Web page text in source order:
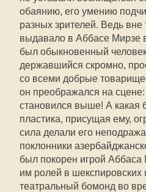
обаянию, его умению
разных зрителей. Ведь вне
выдавало в Аббасе Мирзе
был обыкновенный
державшийся скромно,
со всеми добрые
он преображался на
становился выше! А какая
пластика, присущая ему,
сила делали его
поклонники
был покорен игрой
им ролей в шекспировских
театральный бомонд во